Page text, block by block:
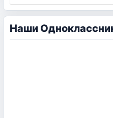
Наши